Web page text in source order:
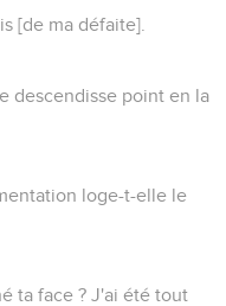
[de ma défaite].
descendisse point en la
loge-t-elle le
ta face ? J'ai été tout